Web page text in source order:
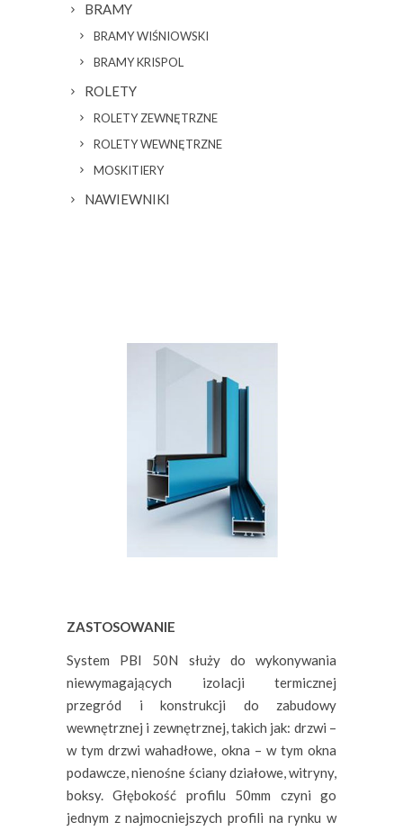
BRAMY
BRAMY WIŚNIOWSKI
BRAMY KRISPOL
ROLETY
ROLETY ZEWNĘTRZNE
ROLETY WEWNĘTRZNE
MOSKITIERY
NAWIEWNIKI
ZASTOSOWANIE
System PBI 50N służy do wykonywania
niewymagających izolacji termicznej
przegród i kon­strukcji do zabudowy
wewnętrznej i zewnętrznej, takich jak: drzwi –
w tym drzwi wahadłowe, okna – w tym okna
podawcze, nienośne ściany działowe, witryny,
boksy. Głębokość profilu 50mm czyni go
jednym z najmocniejszych profili na rynku w